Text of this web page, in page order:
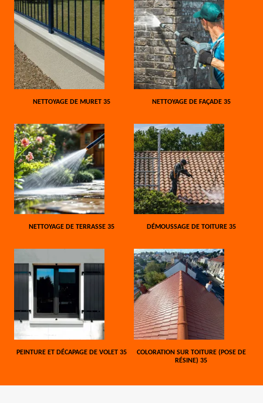
NETTOYAGE DE MURET 35 NETTOYAGE DE FAÇADE 35
NETTOYAGE DE TERRASSE 35 DÉMOUSSAGE DE TOITURE 35
PEINTURE ET DÉCAPAGE DE VOLET 35
COLORATION SUR TOITURE (POSE DE
RÉSINE) 35